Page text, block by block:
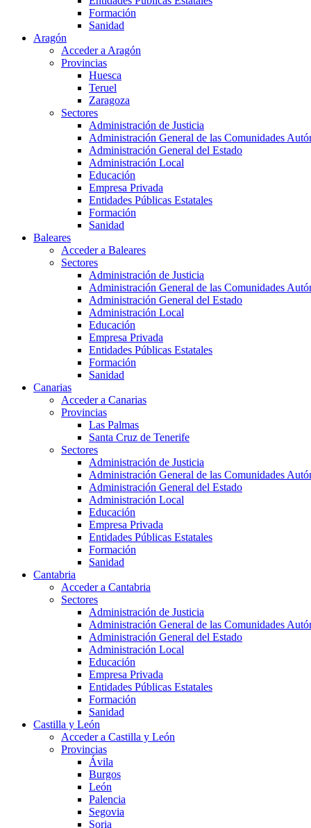
Formación
Sanidad
Aragón
Acceder a Aragón
Provincias
Huesca
Teruel
Zaragoza
Sectores
Administración de Justicia
Administración General de las Comunidades
Administración General del Estado
Administración Local
Educación
Empresa Privada
Entidades Públicas Estatales
Formación
Sanidad
Baleares
Acceder a Baleares
Sectores
Administración de Justicia
Administración General de las Comunidades
Administración General del Estado
Administración Local
Educación
Empresa Privada
Entidades Públicas Estatales
Formación
Sanidad
Canarias
Acceder a Canarias
Provincias
Las Palmas
Santa Cruz de Tenerife
Sectores
Administración de Justicia
Administración General de las Comunidades
Administración General del Estado
Administración Local
Educación
Empresa Privada
Entidades Públicas Estatales
Formación
Sanidad
Cantabria
Acceder a Cantabria
Sectores
Administración de Justicia
Administración General de las Comunidades
Administración General del Estado
Administración Local
Educación
Empresa Privada
Entidades Públicas Estatales
Formación
Sanidad
Castilla y León
Acceder a Castilla y León
Provincias
Ávila
Burgos
León
Palencia
Segovia
Soria